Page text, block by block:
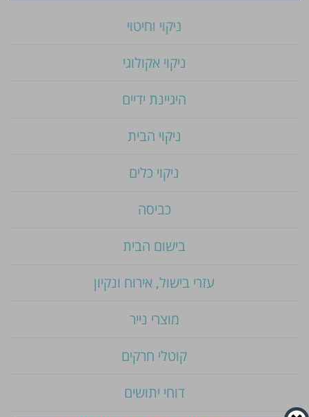
ניקוי וחיטוי
ניקוי אקולוגי
היגיינת ידיים
ניקוי הבית
ניקוי כלים
כביסה
בישום הבית
עזרי בישול, אירוח ונקיון
מוצרי נייר
קוטלי חרקים
דוחי יתושים